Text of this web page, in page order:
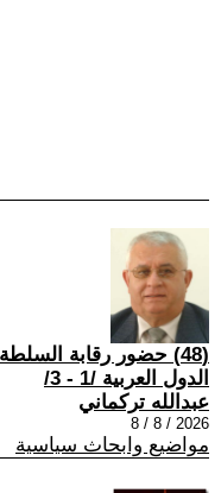
(48) حضور رقابة
الدول العربية /1 - 3/
عبدالله تركماني
2026 / 8 / 8
مواضيع وابحاث سياسية